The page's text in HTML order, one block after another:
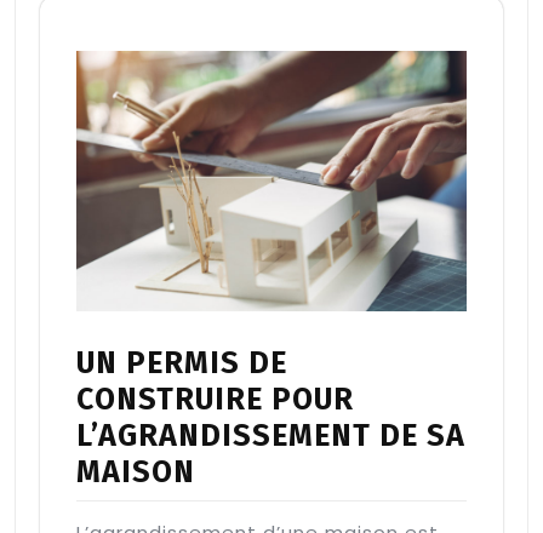
UN PERMIS DE
CONSTRUIRE POUR
L’AGRANDISSEMENT DE SA
MAISON